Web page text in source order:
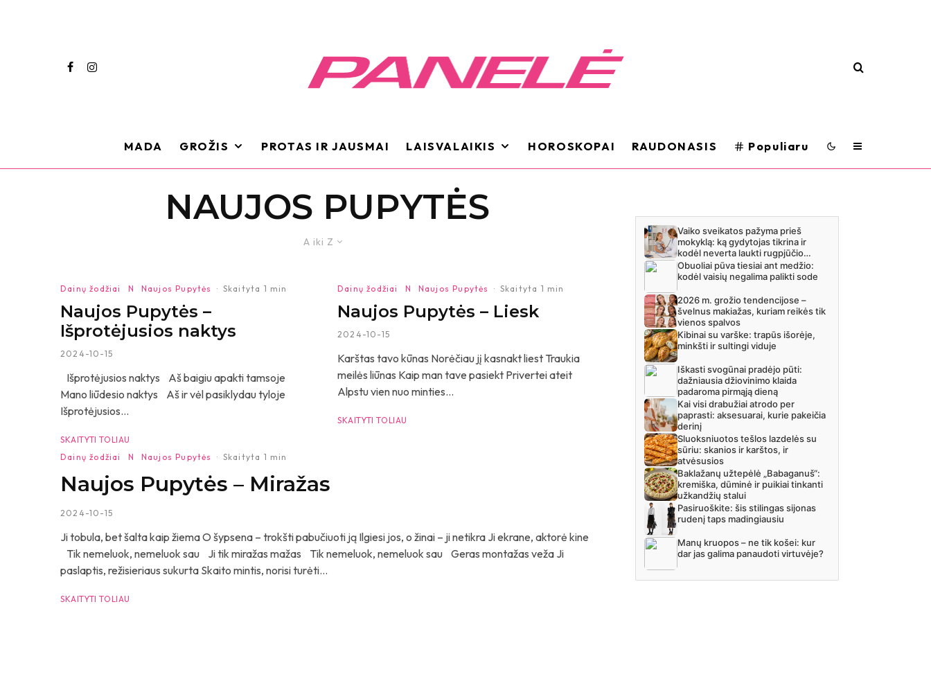
MADA GROŽIS PROTAS IR JAUSMAI LAISVALAIKIS HOROSKOPAI RAUDONASIS Populiaru
NAUJOS PUPYTĖS
A iki Z
Dainų žodžiai N Naujos Pupytės · Skaityta 1 min
Naujos Pupytės –
Išprotėjusios naktys
2024-10-15
Išprotėjusios naktys Aš baigiu apakti tamsoje
Mano liūdesio naktys Aš ir vėl pasiklydau tyloje
Išprotėjusios...
SKAITYTI TOLIAU
Dainų žodžiai N Naujos Pupytės · Skaityta 1 min
Naujos Pupytės – Liesk
2024-10-15
Karštas tavo kūnas Norėčiau jį kasnakt liest Traukia
meilės liūnas Kaip man tave pasiekt Privertei ateit
Alpstu vien nuo minties...
SKAITYTI TOLIAU
Dainų žodžiai N Naujos Pupytės · Skaityta 1 min
Naujos Pupytės – Miražas
2024-10-15
Ji tobula, bet šalta kaip žiema O šypsena – trokšti pabučiuoti ją Ilgiesi jos, o žinai – ji netikra Ji ekrane, aktorė kine
Tik nemeluok, nemeluok sau Ji tik miražas mažas Tik nemeluok, nemeluok sau Geras montažas veža Ji
paslaptis, režisieriaus sukurta Skaito mintis, norisi turėti...
SKAITYTI TOLIAU